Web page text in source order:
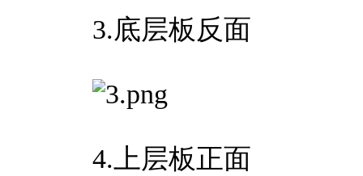
3.底层板反面
4.上层板正面